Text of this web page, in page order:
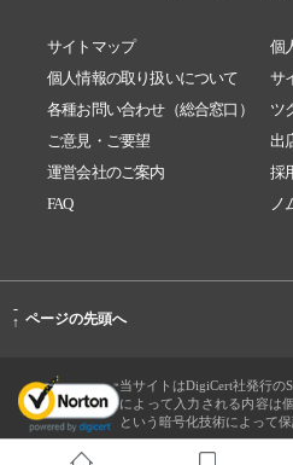
サイトマップ
個
個人情報の取り扱いについて
サ
各種お問い合わせ（総合窓口）
ツ
ご意見・ご要望
出
運営会社のご案内
採
FAQ
ノ
-
↑ ページの先頭へ
当サイトはDigiCert社発行の
によって入力される内容は
という暗号化技術によって保